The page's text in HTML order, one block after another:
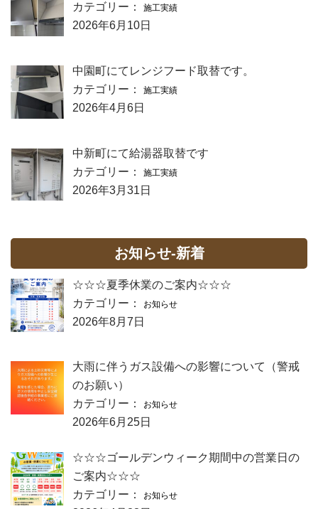
カテゴリー：
施工実績
2026年6月10日
中園町にてレンジフード取替です。
カテゴリー：
施工実績
2026年4月6日
中新町にて給湯器取替です
カテゴリー：
施工実績
2026年3月31日
お知らせ-新着
☆☆☆夏季休業のご案内☆☆☆
カテゴリー：
お知らせ
2026年8月7日
大雨に伴うガス設備への影響について（警戒
のお願い）
カテゴリー：
お知らせ
2026年6月25日
☆☆☆ゴールデンウィーク期間中の営業日の
ご案内☆☆☆
カテゴリー：
お知らせ